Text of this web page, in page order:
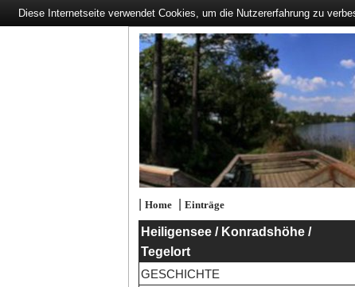
| Home| Einträge
Heiligensee / Konradshöhe /
Tegelort
GESCHICHTE
Diese Internetseite verwendet Cookies, um die Nutzererfahrung zu